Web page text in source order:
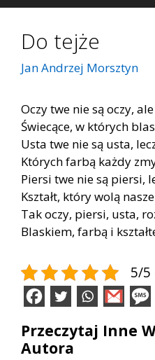
Do tejże
Jan Andrzej Morsztyn
Oczy twe nie są oczy,
Świecące, w których
Usta twe nie są usta,
Których farbą każdy
Piersi twe nie są piersi,
Kształt, który wolą
Tak oczy, piersi, usta,
Blaskiem, farbą i
5/5
Przeczytaj Inne
Autora